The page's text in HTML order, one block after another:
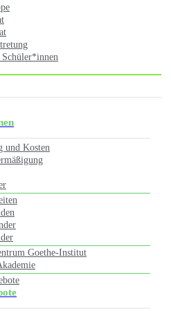
und Kosten
Goethe-Institut